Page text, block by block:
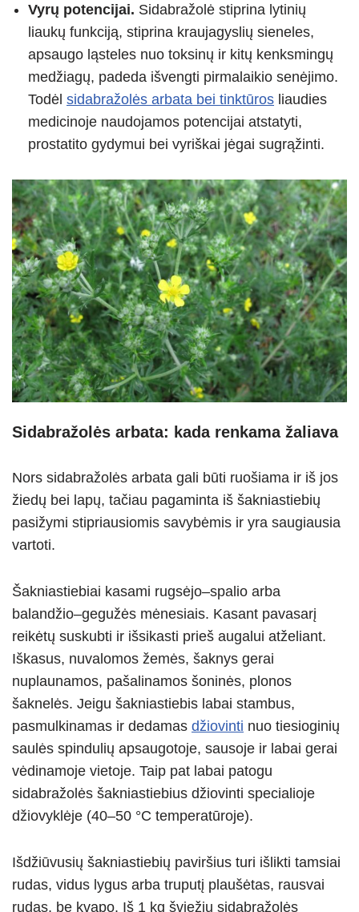
Vyrų potencijai. Sidabražolė stiprina lytinių
liaukų funkciją, stiprina kraujagyslių sieneles,
apsaugo ląsteles nuo toksinų ir kitų kenksmingų
medžiagų, padeda išvengti pirmalaikio senėjimo.
Todėl sidabražolės arbata bei tinktūros liaudies
medicinoje naudojamos potencijai atstatyti,
prostatito gydymui bei vyriškai jėgai sugrąžinti.
Sidabražolės arbata: kada renkama žaliava
Nors sidabražolės arbata gali būti ruošiama ir iš jos
žiedų bei lapų, tačiau pagaminta iš šakniastiebių
pasižymi stipriausiomis savybėmis ir yra saugiausia
vartoti.
Šakniastiebiai kasami rugsėjo–spalio arba
balandžio–gegužės mėnesiais. Kasant pavasarį
reikėtų suskubti ir išsikasti prieš augalui atželiant.
Iškasus, nuvalomos žemės, šaknys gerai
nuplaunamos, pašalinamos šoninės, plonos
šaknelės. Jeigu šakniastiebis labai stambus,
pasmulkinamas ir dedamas džiovinti nuo tiesioginių
saulės spindulių apsaugotoje, sausoje ir labai gerai
vėdinamoje vietoje. Taip pat labai patogu
sidabražolės šakniastiebius džiovinti specialioje
džiovyklėje (40–50 °C temperatūroje).
Išdžiūvusių šakniastiebių paviršius turi išlikti tamsiai
rudas, vidus lygus arba truputį plaušėtas, rausvai
rudas, be kvapo. Iš 1 kg šviežių sidabražolės